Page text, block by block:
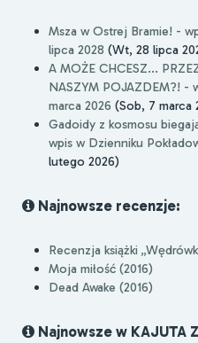
Msza w Ostrej Bramie! -
lipca 2028 (Wt, 28 lipca
A MOŻE CHCESZ...
NASZYM POJAZDEM?! -
marca 2026 (Sob, 7 marca
Gadoidy z kosmosu
wpis w Dzienniku
lutego 2026)
Najnowsze recenzje:
Recenzja książki
Moja miłość (2016)
Dead Awake (2016)
Najnowsze w KAJUTA